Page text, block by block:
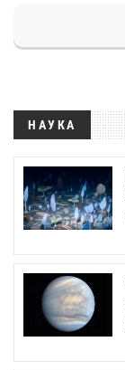
НАУКА